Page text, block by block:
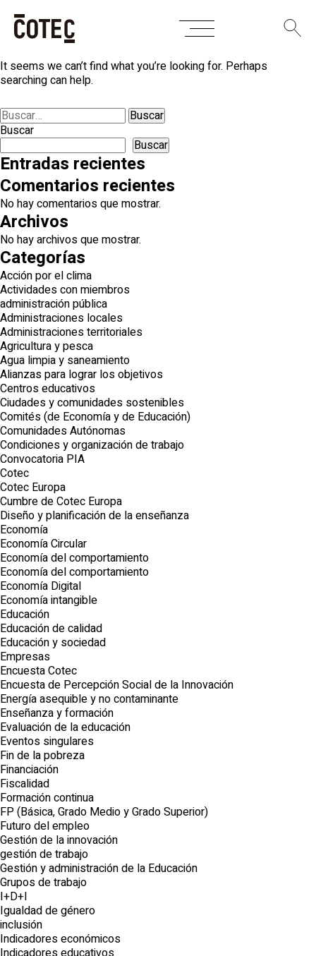
SkipNothing Found
It seems we can’t find what you’re looking for. Perhaps
searching can help.
Buscar:
Buscar
Buscar
Entradas recientes
Comentarios recientes
No hay comentarios que mostrar.
Archivos
No hay archivos que mostrar.
Categorías
Acción por el clima
Actividades con miembros
administración pública
Administraciones locales
Administraciones territoriales
Agricultura y pesca
Agua limpia y saneamiento
Alianzas para lograr los objetivos
Centros educativos
Ciudades y comunidades sostenibles
Comités (de Economía y de Educación)
Comunidades Autónomas
Condiciones y organización de trabajo
Convocatoria PIA
Cotec
Cotec Europa
Cumbre de Cotec Europa
Diseño y planificación de la enseñanza
Economía
Economía Circular
Economía del comportamiento
Economía del comportamiento
Economía Digital
Economía intangible
Educación
Educación de calidad
Educación y sociedad
Empresas
Encuesta Cotec
Encuesta de Percepción Social de la Innovación
Energía asequible y no contaminante
Enseñanza y formación
Evaluación de la educación
Eventos singulares
Fin de la pobreza
Financiación
Fiscalidad
Formación continua
FP (Básica, Grado Medio y Grado Superior)
Futuro del empleo
Gestión de la innovación
gestión de trabajo
Gestión y administración de la Educación
Grupos de trabajo
I+D+I
Igualdad de género
inclusión
Indicadores económicos